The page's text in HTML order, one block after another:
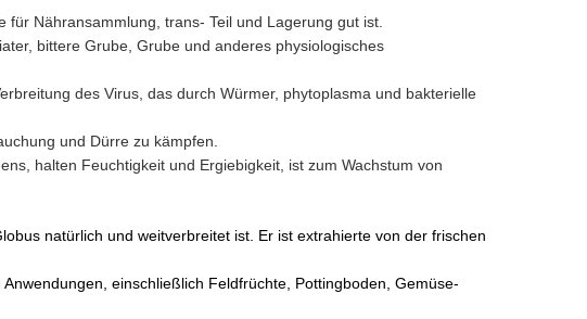
Nähransammlung, trans- Teil und Lagerung gut ist.
bittere Grube, Grube und anderes physiologisches
des Virus, das durch Würmer, phytoplasma und bakterielle
und Dürre zu kämpfen.
halten Feuchtigkeit und Ergiebigkeit, ist zum Wachstum von
natürlich und weitverbreitet ist. Er ist extrahierte von der frischen
einschließlich Feldfrüchte, Pottingboden, Gemüse-